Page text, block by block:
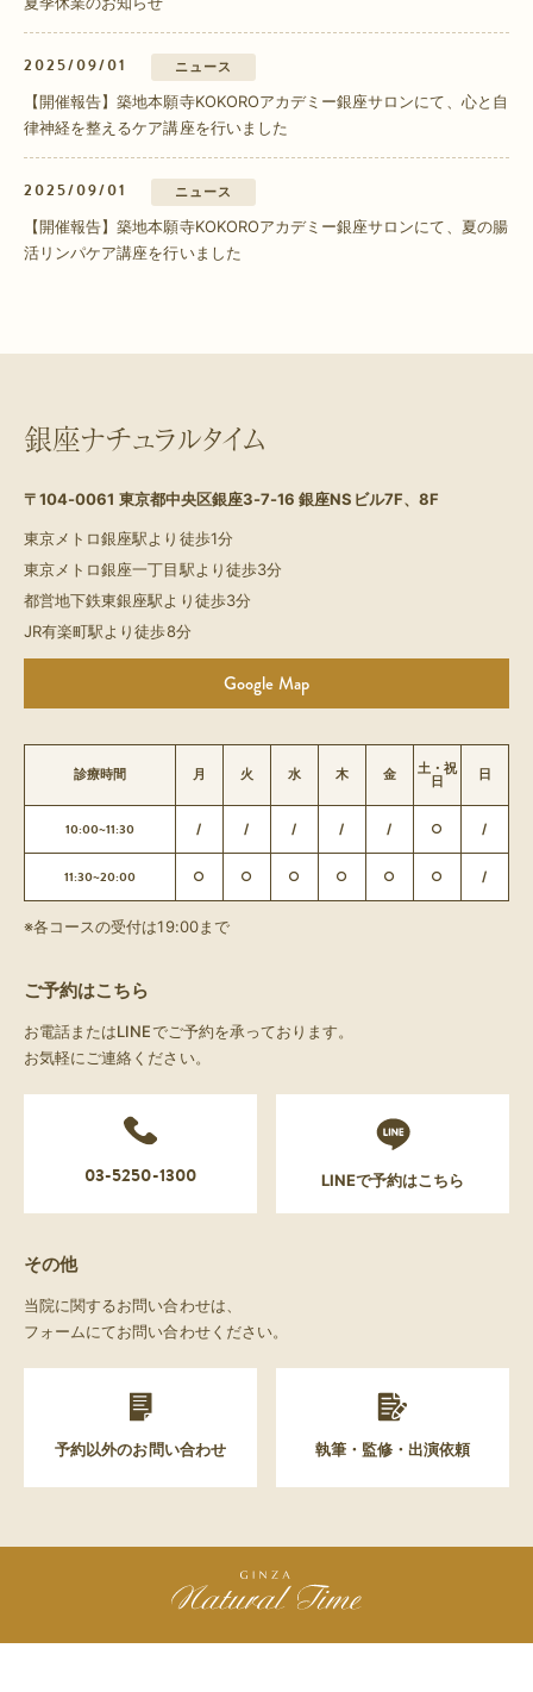
2025/09/01 ニュース
【開催報告】築地本願寺KOKOROアカデミー銀座サロンにて、心と自
律神経を整えるケア講座を行いました
2025/09/01 ニュース
【開催報告】築地本願寺KOKOROアカデミー銀座サロンにて、夏の腸
活リンパケア講座を行いました
銀座ナチュラルタイム
〒104-0061 東京都中央区銀座3-7-16 銀座NSビル7F、8F
東京メトロ銀座駅より徒歩1分
東京メトロ銀座一丁目駅より徒歩3分
都営地下鉄東銀座駅より徒歩3分
JR有楽町駅より徒歩8分
Google Map
診療時間 月 火 水 木 金 土・祝
日 日
10:00~11:30 / / / / / ○ /
11:30~20:00 ○ ○ ○ ○ ○ ○ /
※各コースの受付は19:00まで
ご予約はこちら
お電話またはLINEでご予約を承っております。
お気軽にご連絡ください。
03-5250-1300 LINEで予約はこちら
その他
当院に関するお問い合わせは、
フォームにてお問い合わせください。
予約以外のお問い合わせ 執筆・監修・出演依頼